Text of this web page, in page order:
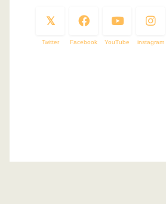
Twitter Facebook YouTube instagram